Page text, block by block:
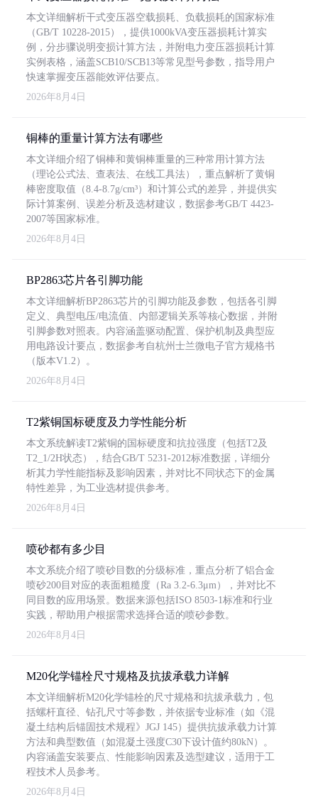
本文详细解析干式变压器空载损耗、负载损耗的国家标准
（GB/T 10228-2015），提供1000kVA变压器损耗计算实
例，分步骤说明变损计算方法，并附电力变压器损耗计算
实例表格，涵盖SCB10/SCB13等常见型号参数，指导用户
快速掌握变压器能效评估要点。
2026年8月4日
铜棒的重量计算方法有哪些
本文详细介绍了铜棒和黄铜棒重量的三种常用计算方法
（理论公式法、查表法、在线工具法），重点解析了黄铜
棒密度取值（8.4-8.7g/cm³）和计算公式的差异，并提供实
际计算案例、误差分析及选材建议，数据参考GB/T 4423-
2007等国家标准。
2026年8月4日
BP2863芯片各引脚功能
本文详细解析BP2863芯片的引脚功能及参数，包括各引脚
定义、典型电压/电流值、内部逻辑关系等核心数据，并附
引脚参数对照表。内容涵盖驱动配置、保护机制及典型应
用电路设计要点，数据参考自杭州士兰微电子官方规格书
（版本V1.2）。
2026年8月4日
T2紫铜国标硬度及力学性能分析
本文系统解读T2紫铜的国标硬度和抗拉强度（包括T2及
T2_1/2H状态），结合GB/T 5231-2012标准数据，详细分
析其力学性能指标及影响因素，并对比不同状态下的金属
特性差异，为工业选材提供参考。
2026年8月4日
喷砂都有多少目
本文系统介绍了喷砂目数的分级标准，重点分析了铝合金
喷砂200目对应的表面粗糙度（Ra 3.2-6.3μm），并对比不
同目数的应用场景。数据来源包括ISO 8503-1标准和行业
实践，帮助用户根据需求选择合适的喷砂参数。
2026年8月4日
M20化学锚栓尺寸规格及抗拔承载力详解
本文详细解析M20化学锚栓的尺寸规格和抗拔承载力，包
括螺杆直径、钻孔尺寸等参数，并依据专业标准（如《混
凝土结构后锚固技术规程》JGJ 145）提供抗拔承载力计算
方法和典型数值（如混凝土强度C30下设计值约80kN）。
内容涵盖安装要点、性能影响因素及选型建议，适用于工
程技术人员参考。
2026年8月4日